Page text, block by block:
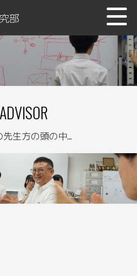
部
ADVISOR
生方の頭の中...